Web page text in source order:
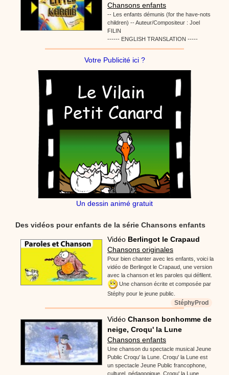
Chansons enfants
-- Les enfants démunis (for the have-nots
children) -- Auteur/Compositeur : Joel
FILIN
------ ENGLISH TRANSLATION -----
Votre Publicité ici ?
Un dessin animé gratuit
Des vidéos pour enfants de la série Chansons enfants
Vidéo Berlingot le Crapaud
Chansons originales
Pour bien chanter avec les enfants, voici la
vidéo de Berlingot le Crapaud, une version
avec la chanson et les paroles qui défilent.
Une chanson écrite et composée par
Stéphy pour le jeune public.
StéphyProd
Vidéo Chanson bonhomme de
neige, Croqu' la Lune
Chansons enfants
Une chanson du spectacle musical Jeune
Public Croqu' la Lune. Croqu' la Lune est
un spectacle Jeune Public francophone,
culturel, pédagogique. Croqu' la Lune